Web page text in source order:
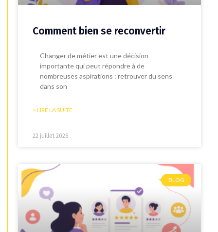
Comment bien se reconvertir
Changer de métier est une décision
importante qui peut répondre à de
nombreuses aspirations : retrouver du sens
dans son
> LIRE LA SUITE
22 juillet 2026
BLOG